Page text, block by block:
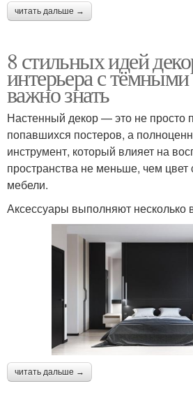
читать дальше →
8 стильных идей
интерьера с
важно знать
Настенный декор — это не просто
попавшихся постеров, а
инструмент, который влияет на
пространства не меньше, чем цвет
мебели.
Аксессуары выполняют несколько
читать дальше →